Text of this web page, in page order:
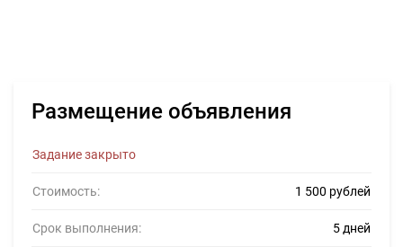
Размещение объявления
Задание закрыто
Стоимость: 1 500 рублей
Срок выполнения: 5 дней